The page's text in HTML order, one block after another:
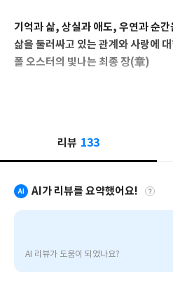
되고, 동시에 멜로드라마적 요소와
어, 문학 장르의 모든 특징적 요소들
예술품"이라는 극찬을 받은 바 있다.
화 같은 언어로 종횡 무진 전개해 나
끌어 간다.
특히 폴 오스터의 대표작으로 꼽히
이 직업상의 주 활동인 탐정이라는
는 주제 - 실제와 환상, 정체성 탐구,
히 작가 자신의 글쓰기에 대한 여러
기억과 삶, 상실과 애도, 우연과 순간
삶을 둘러싸고 있는 관계와 사랑에
폴 오스터의 빛나는 최종 장(章)
이것은 삶을 가득 채우는 부재와 지
게, 꿈의 힘〉을 발견한다. 허구이지
을. ― 금정연(작가)
〈떠오르는 미국의 별〉이라는 찬사
소설과 산문 모두에서 발군의 기량
하며 집필한 생애 마지막 장편소설
번역으로 열린책들에서 출간되었다.
리뷰 133
AI가 리뷰를 요약했어요!
스
AI 리뷰가 도움이 되었나요?